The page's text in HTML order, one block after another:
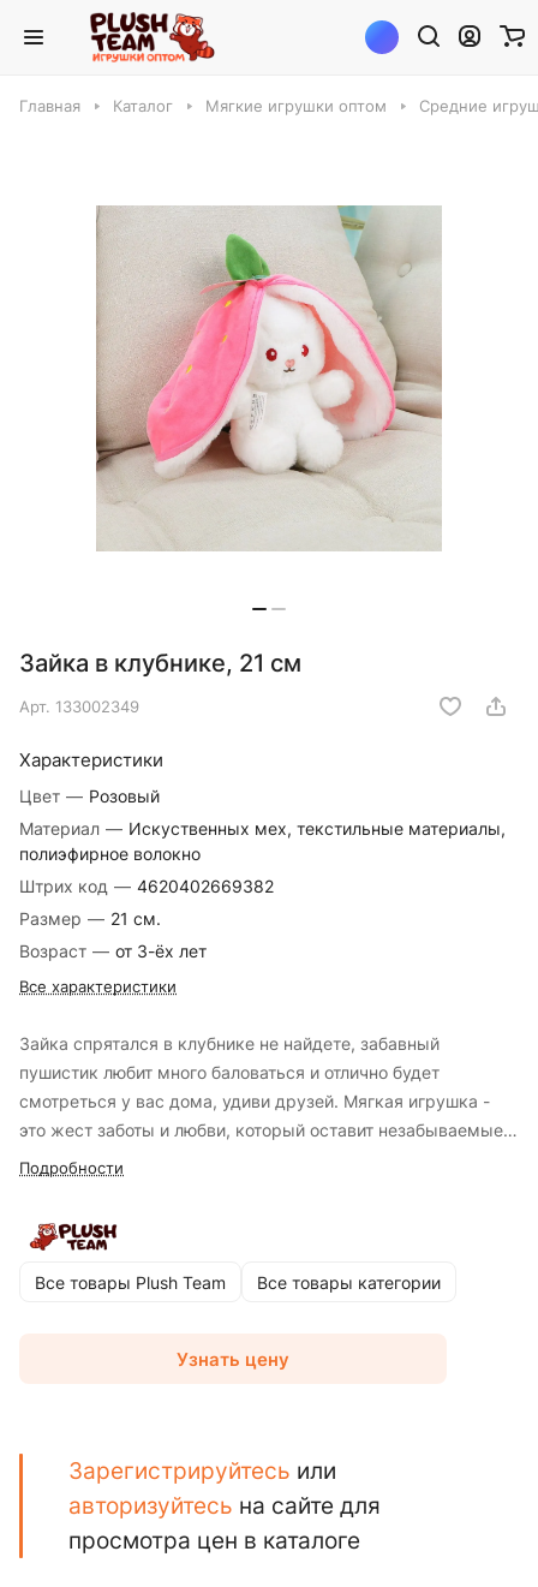
Главная Каталог Мягкие игрушки оптом Средние
Зайка в клубнике, 21 см
Арт. 133002349
Характеристики
Цвет — Розовый
Материал — Искуственных мех, текстильные материалы,
полиэфирное волокно
Штрих код — 4620402669382
Размер — 21 см.
Возраст — от 3-ёх лет
Все характеристики
Зайка спрятался в клубнике не найдете, забавный
пушистик любит много баловаться и отлично будет
смотреться у вас дома, удиви друзей. Мягкая игрушка -
это жест заботы и любви, который оставит незабываемые
воспоминания и создаст уютный уголок тепла и радости
приятное тактильное восприятие и антистрессовый эффект
при прикосновении.
Подробности
Все товары Plush Team Все товары категории
Узнать цену
Зарегистрируйтесь или
авторизуйтесь на сайте для
просмотра цен в каталоге